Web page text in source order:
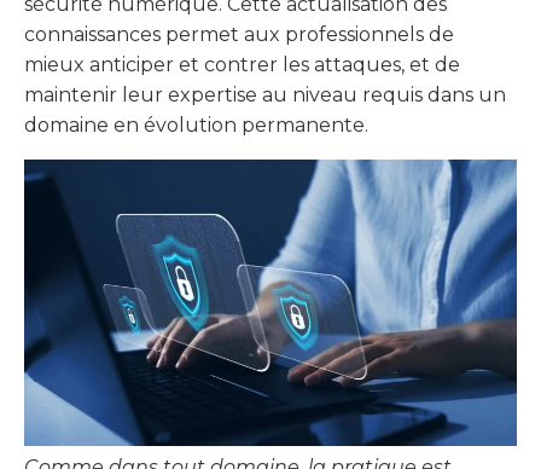
connaissances permet aux professionnels de
mieux anticiper et contrer les attaques, et de
maintenir leur expertise au niveau requis dans un
domaine en évolution permanente.